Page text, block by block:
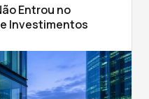
Entrou no
Investimentos